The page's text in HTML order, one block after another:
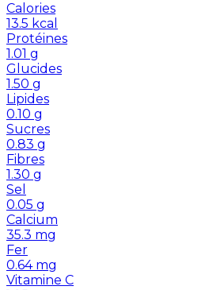
Calories
13.5 kcal
Protéines
1.01 g
Glucides
1.50 g
Lipides
0.10 g
Sucres
0.83 g
Fibres
1.30 g
Sel
0.05 g
Calcium
35.3 mg
Fer
0.64 mg
Vitamine C